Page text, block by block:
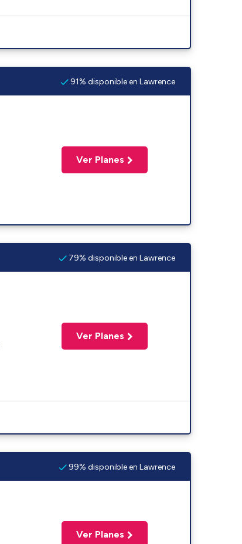
91% disponible en Lawrence
Ver Planes
79% disponible en Lawrence
Ver Planes
99% disponible en Lawrence
Ver Planes